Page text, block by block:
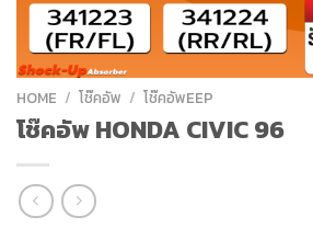
HOME / โช๊คอัพ / โช๊คอัพEEP
โช๊คอัพ HONDA CIVIC 96